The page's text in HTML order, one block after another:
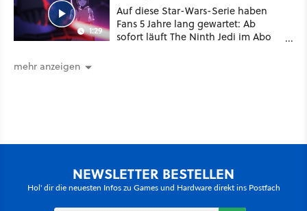
1:29
Auf diese Star-Wars-Serie haben
Fans 5 Jahre lang gewartet: Ab
sofort läuft The Ninth Jedi im Abo
mehr anzeigen
NEWSLETTER BESTELLEN
Hol' dir die neuesten Infos zu Games und Hardware direkt ins Postfach